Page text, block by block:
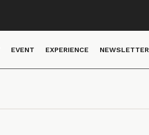
EVENT EXPERIENCE NEWSLETTER